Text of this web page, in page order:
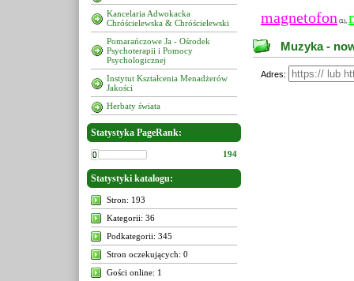
Kancelaria Adwokacka
Chróścielewska & Chróścielewski
Pomarańczowe Ja - Ośrodek
Psychoterapii i Pomocy
Psychologicznej
Instytut Kształcenia Menadżerów
Jakości
Herbaty świata
Statystyka PageRank:
194
Statystyki katalogu:
Stron: 193
Kategorii: 36
Podkategorii: 345
Stron oczekujących: 0
Gości online: 1
magnetofon (1),
Muzyka -
Adres: